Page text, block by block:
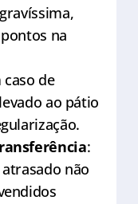
na
caso de
ao pátio
:
não